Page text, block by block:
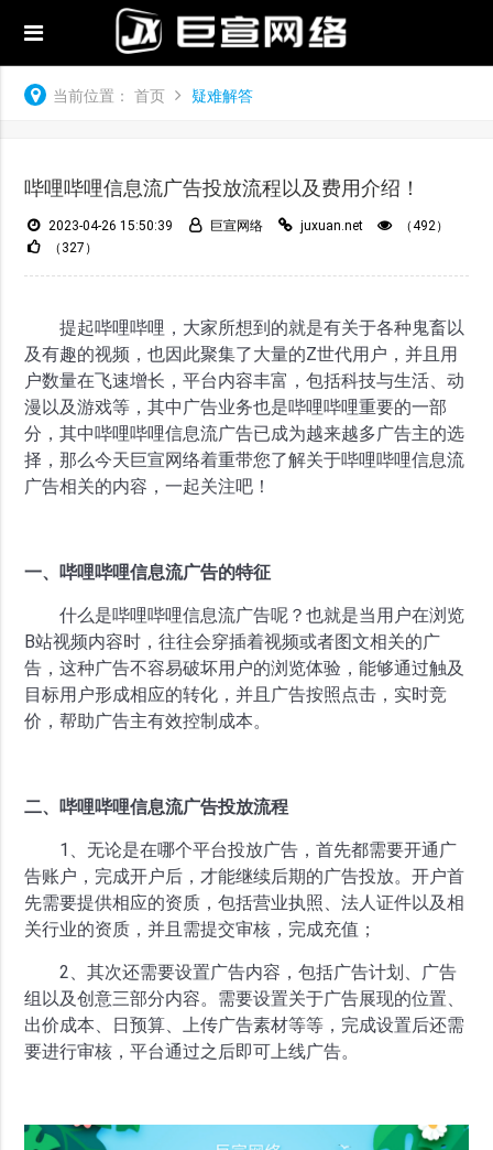
当前位置： 首页 疑难解答
哔哩哔哩信息流广告投放流程以及费用介绍！
2023-04-26 15:50:39 巨宣网络 juxuan.net
（492）
（327）
提起哔哩哔哩，大家所想到的就是有关于各种鬼畜以
及有趣的视频，也因此聚集了大量的Z世代用户，并且用
户数量在飞速增长，平台内容丰富，包括科技与生活、动
漫以及游戏等，其中广告业务也是哔哩哔哩重要的一部
分，其中哔哩哔哩信息流广告已成为越来越多广告主的选
择，那么今天巨宣网络着重带您了解关于哔哩哔哩信息流
广告相关的内容，一起关注吧！
一、哔哩哔哩信息流广告的特征
什么是哔哩哔哩信息流广告呢？也就是当用户在浏览
B站视频内容时，往往会穿插着视频或者图文相关的广
告，这种广告不容易破坏用户的浏览体验，能够通过触及
目标用户形成相应的转化，并且广告按照点击，实时竞
价，帮助广告主有效控制成本。
二、哔哩哔哩信息流广告投放流程
1、无论是在哪个平台投放广告，首先都需要开通广
告账户，完成开户后，才能继续后期的广告投放。开户首
先需要提供相应的资质，包括营业执照、法人证件以及相
关行业的资质，并且需提交审核，完成充值；
2、其次还需要设置广告内容，包括广告计划、广告
组以及创意三部分内容。需要设置关于广告展现的位置、
出价成本、日预算、上传广告素材等等，完成设置后还需
要进行审核，平台通过之后即可上线广告。